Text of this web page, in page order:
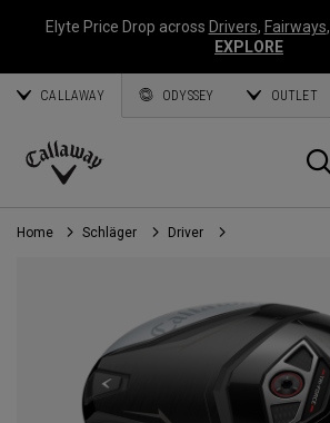
Elyte Price Drop across Drivers, Fairways,
EXPLORE
CALLAWAY ODYSSEY OUTLET
Callaway
Golf
Home Schläger Driver